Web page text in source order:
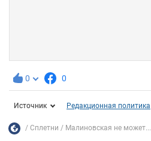
0 0
Источник Редакционная политика
Сплетни Малиновская не может...